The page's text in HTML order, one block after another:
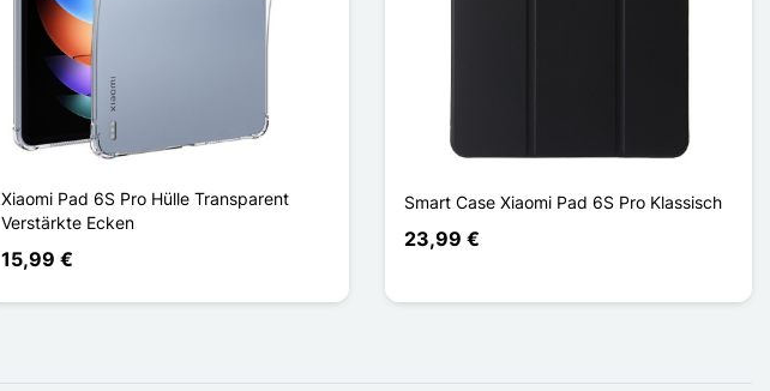
Xiaomi Pad 6S Pro Hülle Transparent
Verstärkte Ecken
15,99 €
Smart Case Xiaomi Pad 6S Pro Klassisch
23,99 €